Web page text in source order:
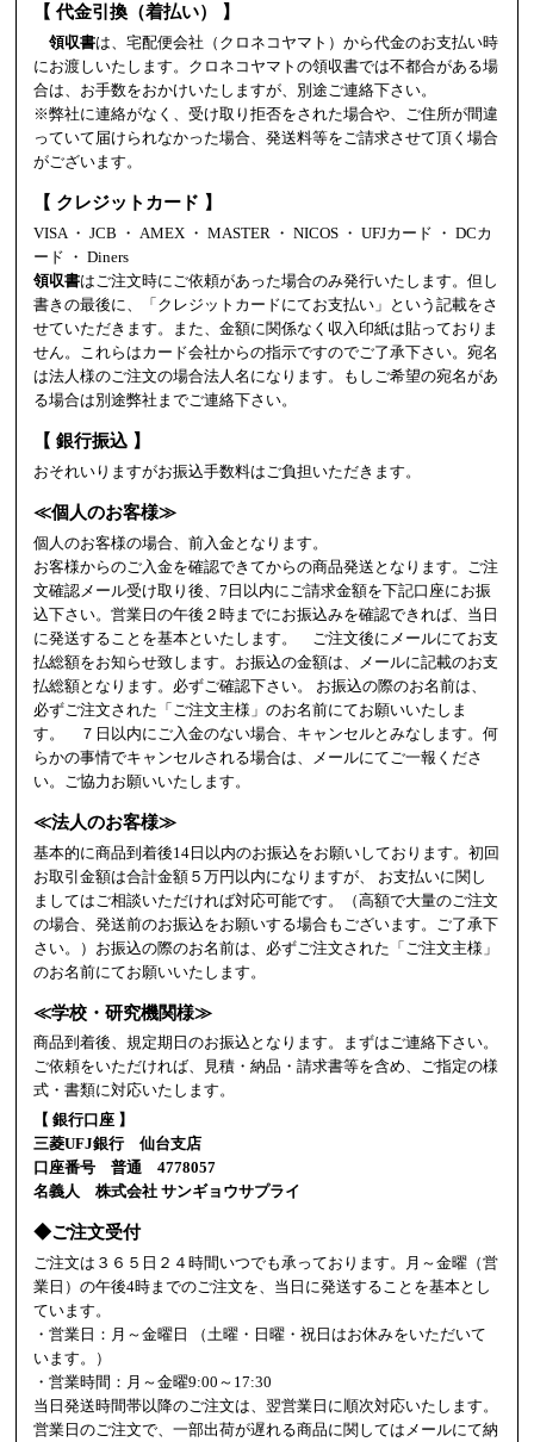
【 代金引換（着払い） 】
領収書は、宅配便会社（クロネコヤマト）から代金のお支払い時
にお渡しいたします。クロネコヤマトの領収書では不都合がある場
合は、お手数をおかけいたしますが、別途ご連絡下さい。
※弊社に連絡がなく、受け取り拒否をされた場合や、ご住所が間違
っていて届けられなかった場合、発送料等をご請求させて頂く場合
がございます。
【 クレジットカード 】
VISA ・ JCB ・ AMEX ・ MASTER ・ NICOS ・ UFJカード ・ DCカ
ード ・ Diners
領収書はご注文時にご依頼があった場合のみ発行いたします。但し
書きの最後に、「クレジットカードにてお支払い」という記載をさ
せていただきます。また、金額に関係なく収入印紙は貼っておりま
せん。これらはカード会社からの指示ですのでご了承下さい。宛名
は法人様のご注文の場合法人名になります。もしご希望の宛名があ
る場合は別途弊社までご連絡下さい。
【 銀行振込 】
おそれいりますがお振込手数料はご負担いただきます。
≪個人のお客様≫
個人のお客様の場合、前入金となります。
お客様からのご入金を確認できてからの商品発送となります。ご注
文確認メール受け取り後、7日以内にご請求金額を下記口座にお振
込下さい。営業日の午後２時までにお振込みを確認できれば、当日
に発送することを基本といたします。 ご注文後にメールにてお支
払総額をお知らせ致します。お振込の金額は、メールに記載のお支
払総額となります。必ずご確認下さい。 お振込の際のお名前は、
必ずご注文された「ご注文主様」のお名前にてお願いいたしま
す。 ７日以内にご入金のない場合、キャンセルとみなします。何
らかの事情でキャンセルされる場合は、メールにてご一報くださ
い。ご協力お願いいたします。
≪法人のお客様≫
基本的に商品到着後14日以内のお振込をお願いしております。初回
お取引金額は合計金額５万円以内になりますが、 お支払いに関し
ましてはご相談いただければ対応可能です。（高額で大量のご注文
の場合、発送前のお振込をお願いする場合もございます。ご了承下
さい。）お振込の際のお名前は、必ずご注文された「ご注文主様」
のお名前にてお願いいたします。
≪学校・研究機関様≫
商品到着後、規定期日のお振込となります。まずはご連絡下さい。
ご依頼をいただければ、見積・納品・請求書等を含め、ご指定の様
式・書類に対応いたします。
【 銀行口座 】
三菱UFJ銀行 仙台支店
口座番号 普通 4778057
名義人 株式会社 サンギョウサプライ
◆ご注文受付
ご注文は３６５日２４時間いつでも承っております。月～金曜（営
業日）の午後4時までのご注文を、当日に発送することを基本とし
ています。
・営業日：月～金曜日 （土曜・日曜・祝日はお休みをいただいて
います。）
・営業時間：月～金曜9:00～17:30
当日発送時間帯以降のご注文は、翌営業日に順次対応いたします。
営業日のご注文で、一部出荷が遅れる商品に関してはメールにて納